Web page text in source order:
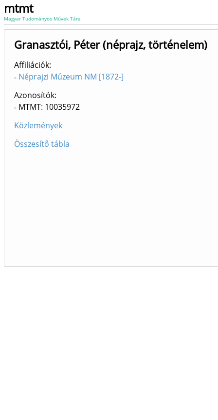
mtmt
Magyar Tudományos Művek Tára
Granasztói, Péter (néprajz, történelem)
Affiliációk
Néprajzi Múzeum NM [1872-]
Azonosítók
MTMT: 10035972
Közlemények
Összesítő tábla